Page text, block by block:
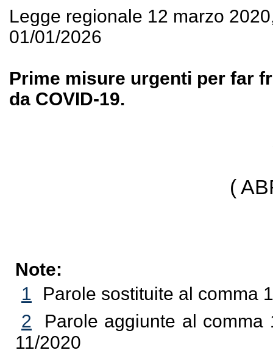
Legge regionale 12 marzo
01/01/2026
Prime misure urgenti per far
da COVID-19.
(
Note:
1
Parole sostituite al comma
2
Parole aggiunte al
11/2020